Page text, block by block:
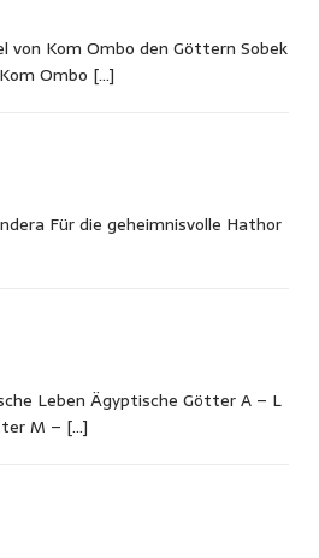
Kom Ombo den Göttern Sobek
Ombo […]
Für die geheimnisvolle Hathor
Leben Ägyptische Götter A – L
M – […]